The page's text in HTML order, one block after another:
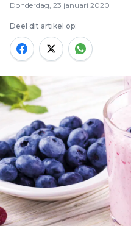
Donderdag, 23 januari 2020
Deel dit artikel op: